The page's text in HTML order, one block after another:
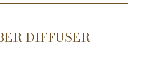
DIFFUSER -